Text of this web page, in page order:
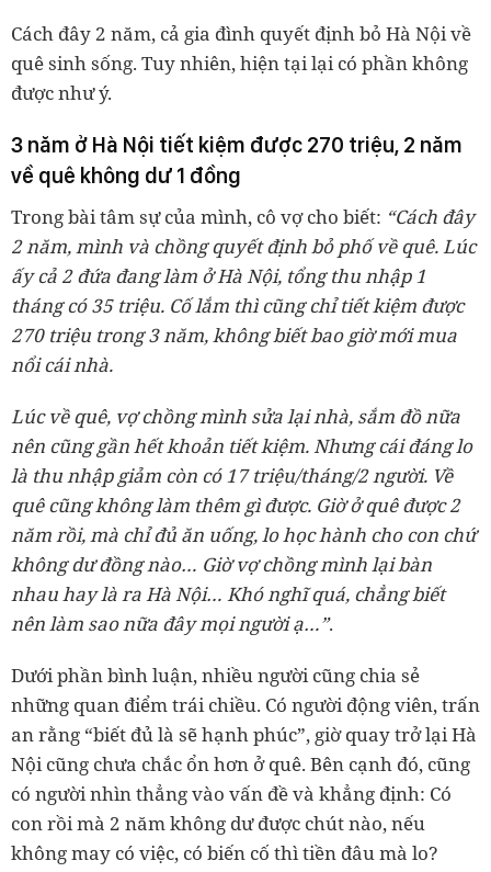
Cách đây 2 năm, cả gia đình quyết định bỏ Hà Nội về
quê sinh sống. Tuy nhiên, hiện tại lại có phần không
được như ý.
3 năm ở Hà Nội tiết kiệm được 270 triệu, 2 năm
về quê không dư 1 đồng
Trong bài tâm sự của mình, cô vợ cho biết: “Cách đây
2 năm, mình và chồng quyết định bỏ phố về quê. Lúc
ấy cả 2 đứa đang làm ở Hà Nội, tổng thu nhập 1
tháng có 35 triệu. Cố lắm thì cũng chỉ tiết kiệm được
270 triệu trong 3 năm, không biết bao giờ mới mua
nổi cái nhà.
Lúc về quê, vợ chồng mình sửa lại nhà, sắm đồ nữa
nên cũng gần hết khoản tiết kiệm. Nhưng cái đáng lo
là thu nhập giảm còn có 17 triệu/tháng/2 người. Về
quê cũng không làm thêm gì được. Giờ ở quê được 2
năm rồi, mà chỉ đủ ăn uống, lo học hành cho con chứ
không dư đồng nào… Giờ vợ chồng mình lại bàn
nhau hay là ra Hà Nội… Khó nghĩ quá, chẳng biết
nên làm sao nữa đây mọi người ạ…”.
Dưới phần bình luận, nhiều người cũng chia sẻ
những quan điểm trái chiều. Có người động viên, trấn
an rằng “biết đủ là sẽ hạnh phúc”, giờ quay trở lại Hà
Nội cũng chưa chắc ổn hơn ở quê. Bên cạnh đó, cũng
có người nhìn thẳng vào vấn đề và khẳng định: Có
con rồi mà 2 năm không dư được chút nào, nếu
không may có việc, có biến cố thì tiền đâu mà lo?